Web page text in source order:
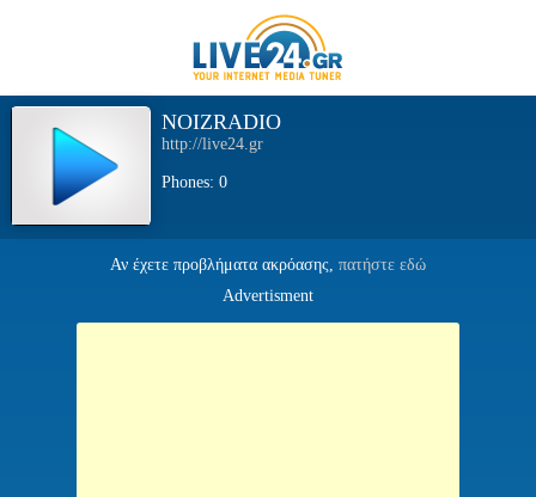
NOIZRADIO
http://live24.gr
Phones: 0
Αν έχετε προβλήματα ακρόασης, πατήστε εδώ
Advertisment